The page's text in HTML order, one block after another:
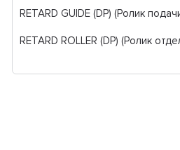
RETARD GUIDE (DP) (Ролик
RETARD ROLLER (DP) (Ролик